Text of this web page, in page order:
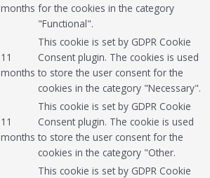
months for the cookies in the category
"Functional".
11
months
This cookie is set by GDPR Cookie
Consent plugin. The cookies is used
to store the user consent for the
cookies in the category "Necessary".
11
months
This cookie is set by GDPR Cookie
Consent plugin. The cookie is used
to store the user consent for the
cookies in the category "Other.
This cookie is set by GDPR Cookie